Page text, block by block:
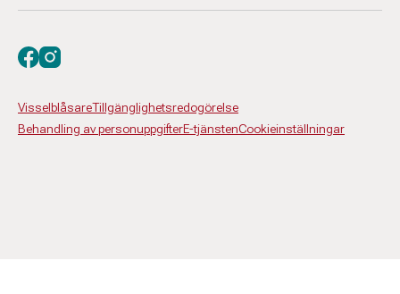
VisselblåsareTillgänglighetsredogörelse
Behandling av personuppgifterE-tjänstenCookieinställningar
Besök oss på facebook
Besök oss på instagram